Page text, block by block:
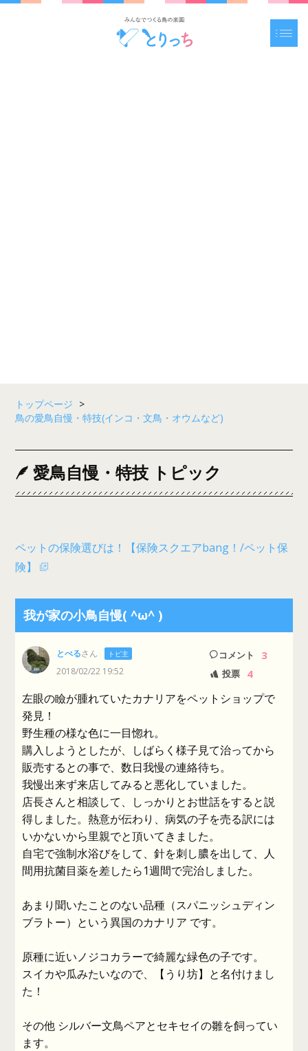
トップページ >
鳥の愛鳥自慢・特技(インコ・文鳥・オウムなど)
愛鳥自慢・特技 トピック
ペットの保険選びは！【保険スクエアbang！/ペット保
険】
我が家の小鳥自慢( ^ω^ )
とべるさん トピ主
2018/02/22 19:52
コメント 3
投票 4
左眼の瞼が腫れていたカナリアをペットショップで
発見！
野生種の様な色に一目惚れ。
購入しようとしたが、しばらく様子見て治ってから
販売するとの事で、数日我慢の連絡待ち。
我慢出来ず来店してみると悪化していました。
店長さんと相談して、しっかりとお世話をすると説
得しました。熱意が伝わり、病気の子を売る訳には
いかないから里親でと頂いてきました。
自宅で強制水浴びをして、針を刺し膿を出して、人
間用抗菌目薬を差したら1週間で完治しました。
あまり聞いたことのない品種（スパニッシュディン
ブラトー）という異国のカナリア です。
原種に近いノジコカラーで綺麗な緑色の子です。
スイカや瓜みたいなので、【うり坊】と名付けまし
た！
その他 シルバー文鳥ペアとセキセイの雛を飼ってい
ます。